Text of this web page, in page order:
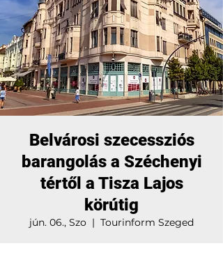
Belvárosi szecessziós
barangolás a Széchenyi
tértől a Tisza Lajos
körútig
jún. 06., Szo
  |
Tourinform Szeged